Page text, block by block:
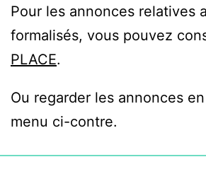
Pour les annonces relatives
formalisés, vous pouvez
PLACE.
Ou regarder les annonces
menu ci-contre.